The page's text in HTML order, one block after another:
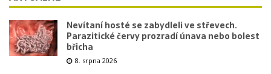
Nevítaní hosté se zabydleli ve střevech.
Parazitické červy prozradí únava nebo bolest
břicha
8. srpna 2026